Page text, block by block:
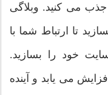
جذب می کنید. وبلاگی
تا ارتباط شما با
خود را بسازید.
می یابد و آینده